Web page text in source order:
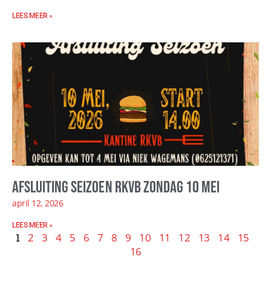
LEES MEER »
Afsluiting seizoen RKVB zondag 10 mei
april 12, 2026
LEES MEER »
1 2 3 4 5 6 7 8 9 10 11 12 13 14
15
16